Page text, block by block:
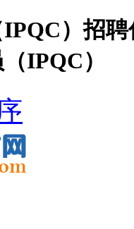
）招
IPQC）